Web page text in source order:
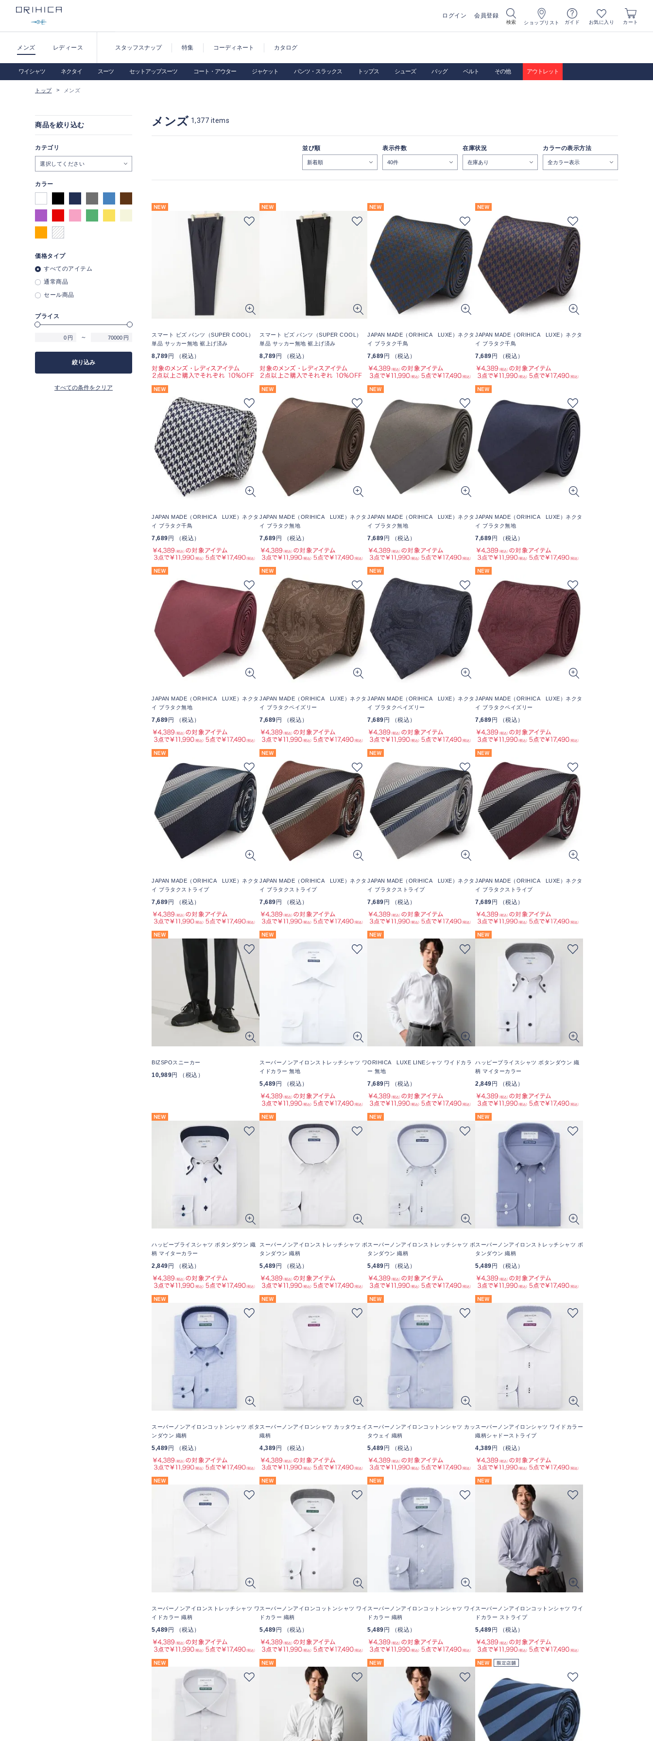
ログイン 会員登録
検索 ショップリスト ガイド お気に入り カート
メンズ レディース スタッフスナップ 特集 コーディネート カタログ
ワイシャツ ネクタイ スーツ セットアップスーツ コート・アウター ジャケット パンツ・スラックス トップス シューズ バッグ ベルト その他 アウトレット
トップ メンズ
メンズ 1,377 items
並び順 表示件数 在庫状況 カラーの表示方法
スマート ビズ パンツ（SUPER COOL）
単品 サッカー無地 裾上げ済み
8,789 円 （税込）
スマート ビズ パンツ（SUPER COOL）
単品 サッカー無地 裾上げ済み
8,789 円 （税込）
JAPAN MADE（ORIHICA LUXE）ネクタ
イ ブラタク千鳥
7,689 円 （税込）
JAPAN MADE（ORIHICA LUXE）ネクタ
イ ブラタク千鳥
7,689 円 （税込）
JAPAN MADE（ORIHICA LUXE）ネクタ
イ ブラタク千鳥
7,689円 （税込）
JAPAN MADE（ORIHICA LUXE）ネクタ
イ ブラタク無地
7,689円 （税込）
JAPAN MADE（ORIHICA LUXE）ネクタ
イ ブラタク無地
7,689円 （税込）
JAPAN MADE（ORIHICA LUXE）ネクタ
イ ブラタク無地
7,689円 （税込）
JAPAN MADE（ORIHICA LUXE）ネクタ
イ ブラタク無地
7,689 円 （税込）
JAPAN MADE（ORIHICA LUXE）ネクタ
イ ブラタクペイズリー
7,689 円 （税込）
JAPAN MADE（ORIHICA LUXE）ネクタ
イ ブラタクペイズリー
7,689 円 （税込）
JAPAN MADE（ORIHICA LUXE）ネクタ
イ ブラタクペイズリー
7,689 円 （税込）
JAPAN MADE（ORIHICA LUXE）ネクタ
イ ブラタクストライプ
7,689円 （税込）
JAPAN MADE（ORIHICA LUXE）ネクタ
イ ブラタクストライプ
7,689円 （税込）
JAPAN MADE（ORIHICA LUXE）ネクタ
イ ブラタクストライプ
7,689円 （税込）
JAPAN MADE（ORIHICA LUXE）ネクタ
イ ブラタクストライプ
7,689円 （税込）
BIZSPOスニーカー
10,989円 （税込）
スーパーノンアイロンストレッチシャツ ワ
イドカラー 無地
5,489 円 （税込）
ORIHICA LUXE LINEシャツ ワイドカラ
ー 無地
7,689 円 （税込）
ハッピープライスシャツ ボタンダウン 織
柄 マイターカラー
2,849 円 （税込）
ハッピープライスシャツ ボタンダウン 織
柄 マイターカラー
2,849 円 （税込）
スーパーノンアイロンストレッチシャツ ボ
タンダウン 織柄
5,489 円 （税込）
スーパーノンアイロンストレッチシャツ ボ
タンダウン 織柄
5,489 円 （税込）
スーパーノンアイロンストレッチシャツ ボ
タンダウン 織柄
5,489 円 （税込）
スーパーノンアイロンコットンシャツ ボタ
ンダウン 織柄
5,489円 （税込）
スーパーノンアイロンシャツ カッタウェイ
織柄
4,389円 （税込）
スーパーノンアイロンコットンシャツ カッ
タウェイ 織柄
5,489円 （税込）
スーパーノンアイロンシャツ ワイドカラー
織柄シャドーストライプ
4,389円 （税込）
スーパーノンアイロンストレッチシャツ ワ
イドカラー 織柄
5,489 円 （税込）
スーパーノンアイロンコットンシャツ ワイ
ドカラー 織柄
5,489 円 （税込）
スーパーノンアイロンコットンシャツ ワイ
ドカラー 織柄
5,489 円 （税込）
スーパーノンアイロンコットンシャツ ワイ
ドカラー ストライプ
5,489 円 （税込）
商品を絞り込む
カテゴリ
選択してください
カラー
価格タイプ
すべてのアイテム
通常商品
セール商品
プライス
円 ～ 円
絞り込み
すべての条件をクリア